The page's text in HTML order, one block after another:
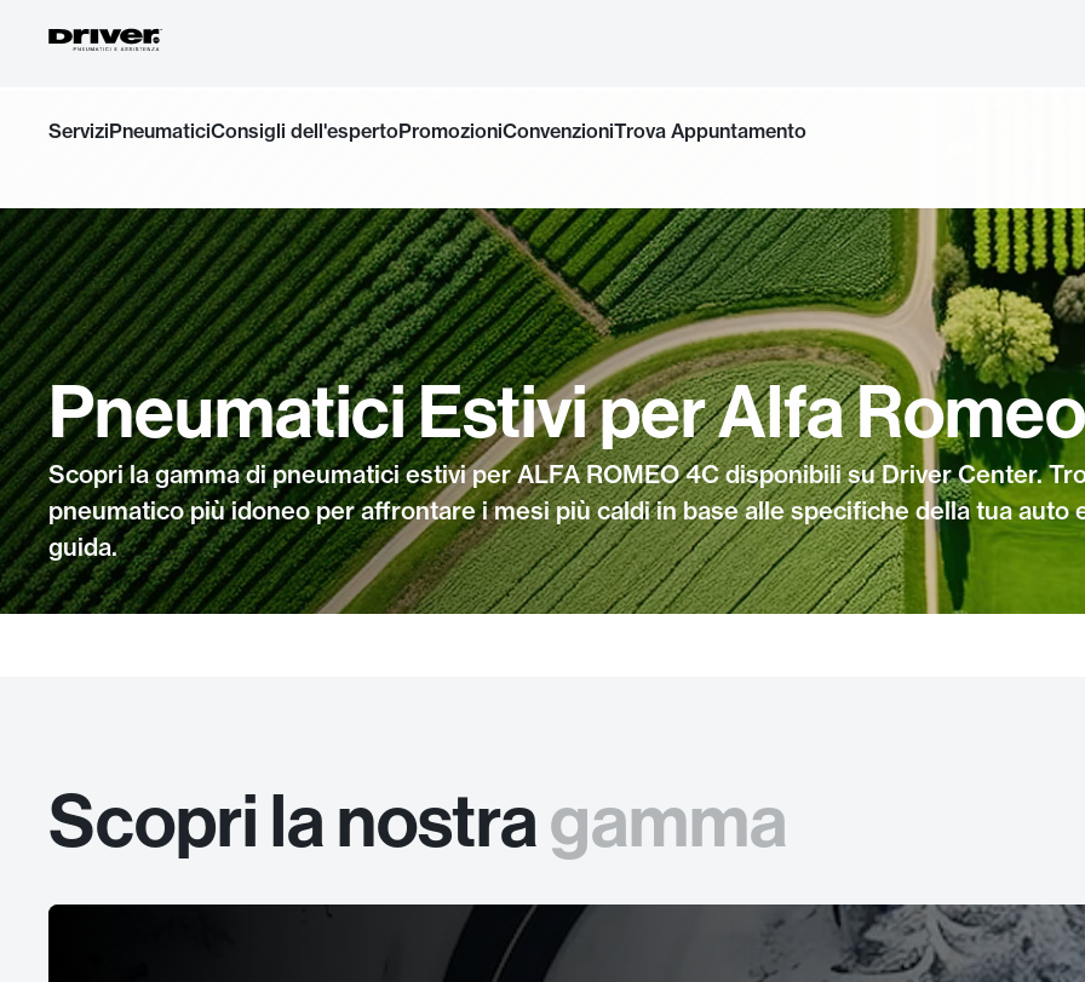
ServiziPneumaticiConsigli dell'espertoPromozioniConvenzioniTrova Appuntamento
Pneumatici Estivi per Alfa
Scopri la gamma di pneumatici estivi per ALFA ROMEO 4C disponibili su Driver Center.
pneumatico più idoneo per affrontare i mesi più caldi in base alle specifiche della tua auto
guida.
Scopri la nostragamma